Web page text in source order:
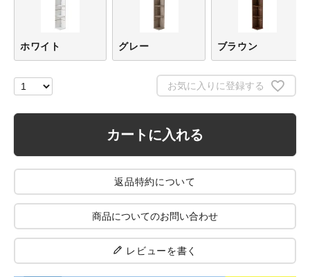
ホワイト グレー ブラウン
お気に入りに登録する
カートに入れる
返品特約について
商品についてのお問い合わせ
レビューを書く